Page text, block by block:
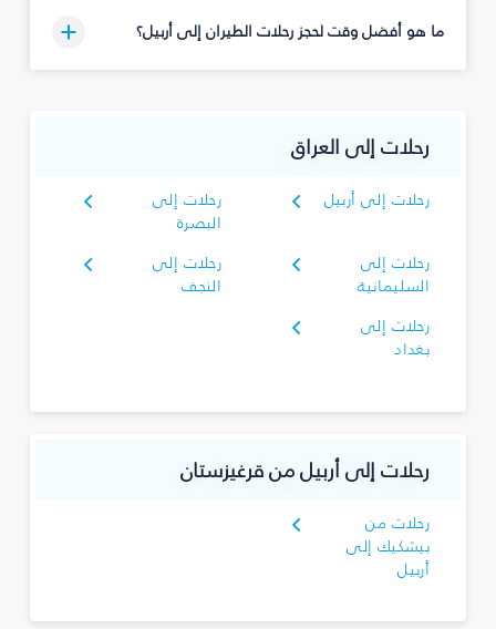
ما هو أفضل وقت لحجز رحلات الطيران إلى أربيل؟
رحلات إلى العراق
رحلات إلى أربيل
رحلات إلى
البصرة‎
رحلات إلى
السليمانية‎
رحلات إلى
النجف
رحلات إلى
بغداد
رحلات إلى أربيل من قرغيزستان
رحلات من
بيشكيك إلى
أربيل